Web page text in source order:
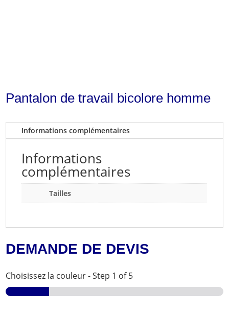
Pantalon de travail bicolore homme
Informations complémentaires
Informations
complémentaires
Tailles
DEMANDE DE DEVIS
Choisissez la couleur-Step 1 of 5